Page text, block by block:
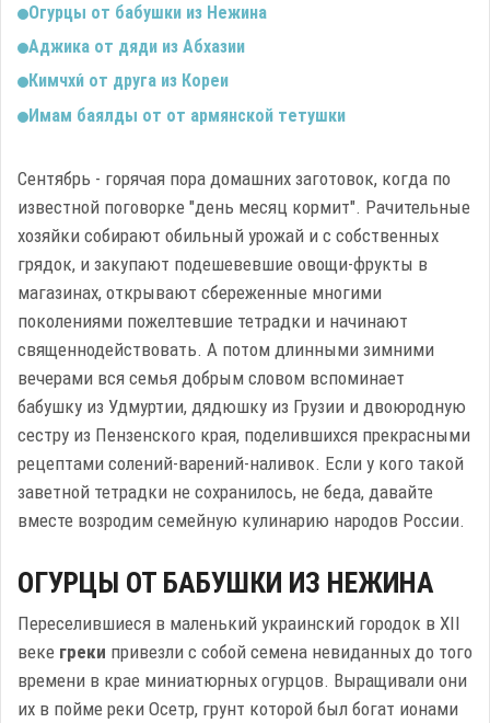
Огурцы от бабушки из Нежина
Аджика от дяди из Абхазии
Кимчхи́ от друга из Кореи
Имам баялды от от армянской тетушки
Сентябрь - горячая пора домашних заготовок, когда по
известной поговорке "день месяц кормит". Рачительные
хозяйки собирают обильный урожай и с собственных
грядок, и закупают подешевевшие овощи-фрукты в
магазинах, открывают сбереженные многими
поколениями пожелтевшие тетрадки и начинают
священнодействовать. А потом длинными зимними
вечерами вся семья добрым словом вспоминает
бабушку из Удмуртии, дядюшку из Грузии и двоюродную
сестру из Пензенского края, поделившихся прекрасными
рецептами солений-варений-наливок. Если у кого такой
заветной тетрадки не сохранилось, не беда, давайте
вместе возродим семейную кулинарию народов России.
ОГУРЦЫ ОТ БАБУШКИ ИЗ НЕЖИНА
Переселившиеся в маленький украинский городок в XII
веке греки привезли с собой семена невиданных до того
времени в крае миниатюрных огурцов. Выращивали они
их в пойме реки Осетр, грунт которой был богат ионами